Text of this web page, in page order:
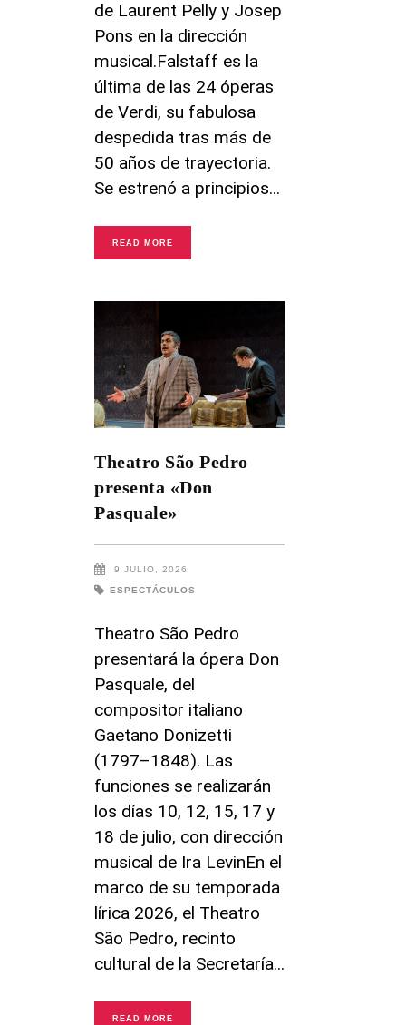
de Laurent Pelly y Josep
Pons en la dirección
musical.Falstaff es la
última de las 24 óperas
de Verdi, su fabulosa
despedida tras más de
50 años de trayectoria.
Se estrenó a principios
READ MORE
Theatro São Pedro
presenta «Don
Pasquale»
9 JULIO, 2026
ESPECTÁCULOS
Theatro São Pedro
presentará la ópera Don
Pasquale, del
compositor italiano
Gaetano Donizetti
(1797–1848). Las
funciones se realizarán
los días 10, 12, 15, 17 y
18 de julio, con dirección
musical de Ira LevinEn el
marco de su temporada
lírica 2026, el Theatro
São Pedro, recinto
cultural de la Secretaría
READ MORE